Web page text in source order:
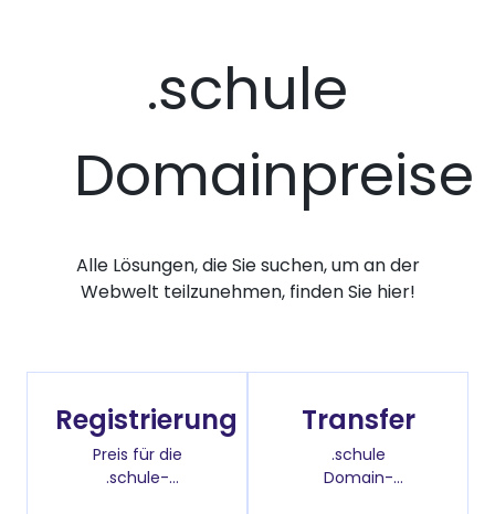
.schule
Domainpreise
Alle Lösungen, die Sie suchen, um an der
Webwelt teilzunehmen, finden Sie hier!
Registrierung
Preis für die
.schule-
Transfer
.schule
Domain-